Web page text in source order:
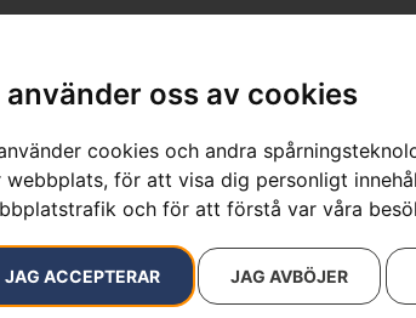
använder oss av cookies
cookies och andra
webbplats, för att visa dig personligt
och för att förstå var våra
JAG ACCEPTERAR JAG AVBÖJER